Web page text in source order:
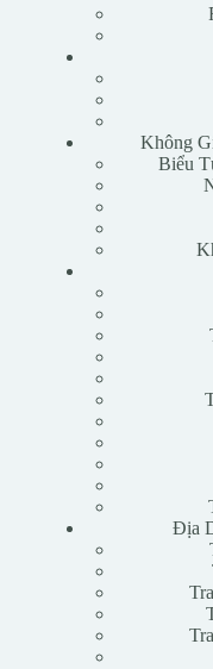
Không
Biểu
Địa